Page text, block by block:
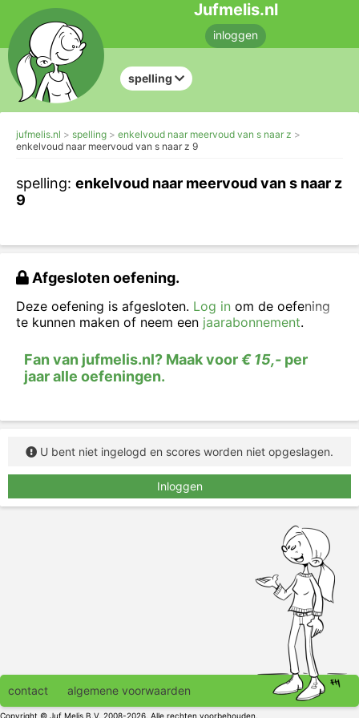
Jufmelis.nl
inloggen
spelling
jufmelis.nl spelling
enkelvoud naar meervoud van s naar z
enkelvoud naar meervoud van s naar z 9
spelling: enkelvoud naar meervoud van s naar z
9
Afgesloten oefening.
Deze oefening is afgesloten. Log in om de oefening
te kunnen maken of neem een jaarabonnement.
Fan van jufmelis.nl? Maak voor€ 15,- per
jaar alle oefeningen.
U bent niet ingelogd en scores worden niet opgeslagen.
Inloggen
contact algemene voorwaarden
Copyright © Juf Melis B.V. 2008-2026. Alle rechten voorbehouden.